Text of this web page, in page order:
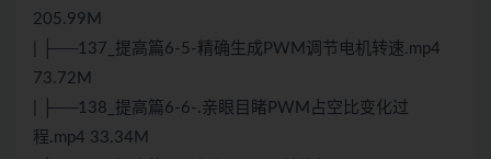
205.99M
| ├──137_提高篇6-5-精确生成PWM调节电机转速.mp4
73.72M
| ├──138_提高篇6-6-.亲眼目睹PWM占空比变化过
程.mp4 33.34M